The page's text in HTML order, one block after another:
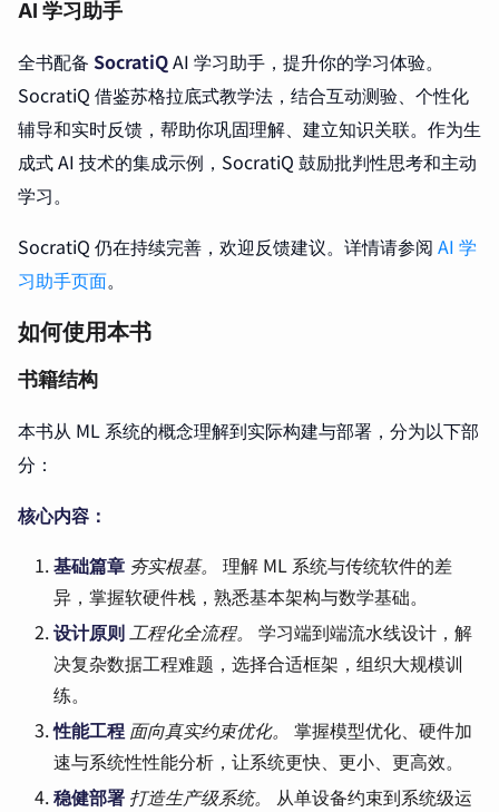
AI 学习助手
全书配备 SocratiQAI 学习助手，提升你的学习体验。
SocratiQ 借鉴苏格拉底式教学法，结合互动测验、个性化
辅导和实时反馈，帮助你巩固理解、建立知识关联。作为生
成式 AI 技术的集成示例，SocratiQ 鼓励批判性思考和主动
学习。
SocratiQ 仍在持续完善，欢迎反馈建议。详情请参阅 AI 学
习助手页面。
如何使用本书
书籍结构
本书从 ML 系统的概念理解到实际构建与部署，分为以下部
分：
核心内容：
基础篇章 夯实根基。 理解 ML 系统与传统软件的差
异，掌握软硬件栈，熟悉基本架构与数学基础。
设计原则工程化全流程。 学习端到端流水线设计，解
决复杂数据工程难题，选择合适框架，组织大规模训
练。
性能工程 面向真实约束优化。 掌握模型优化、硬件加
速与系统性性能分析，让系统更快、更小、更高效。
稳健部署 打造生产级系统。
从单设备约束到系统级运